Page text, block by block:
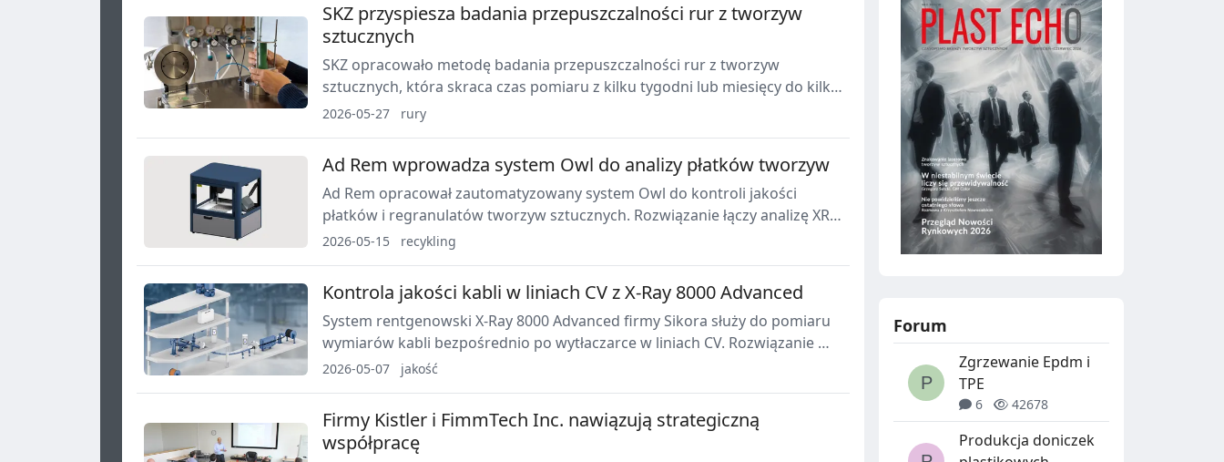
SKZ przyspiesza badania przepuszczalności rur z tworzyw
sztucznych
SKZ opracowało metodę badania przepuszczalności rur z tworzyw
sztucznych, która skraca czas pomiaru z kilku tygodni lub miesięcy do kilku
godzin. Rozwiązanie ma znaczenie dla kontroli jakości, kosztów badań i
2026-05-27 rury
Ad Rem wprowadza system Owl do analizy płatków tworzyw
Ad Rem opracował zautomatyzowany system Owl do kontroli jakości
płatków i regranulatów tworzyw sztucznych. Rozwiązanie łączy analizę XRF
i FTIR, umożliwiając identyfikację typu tworzywa oraz składu
2026-05-15 recykling
Kontrola jakości kabli w liniach CV z X-Ray 8000 Advanced
System rentgenowski X-Ray 8000 Advanced firmy Sikora służy do pomiaru
wymiarów kabli bezpośrednio po wytłaczarce w liniach CV. Rozwiązanie ma
wspierać szybką regulację procesu, ograniczenie zużycia materiału i
2026-05-07 jakość
Firmy Kistler i FimmTech Inc. nawiązują strategiczną
współpracę
Forum
Zgrzewanie Epdm i
TPE
6 42678
Produkcja doniczek